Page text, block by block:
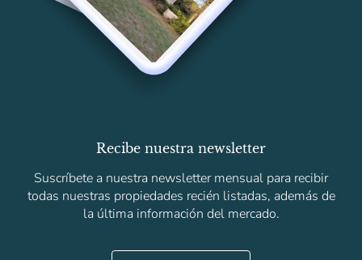
Recibe nuestra newsletter
Suscríbete a nuestra newsletter mensual para recibir
todas nuestras propiedades recién listadas, además de
la última información del mercado.